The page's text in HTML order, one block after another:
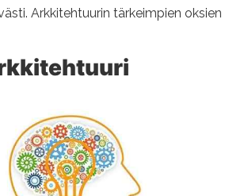
Arkkitehtuurin tärkeimpien oksien